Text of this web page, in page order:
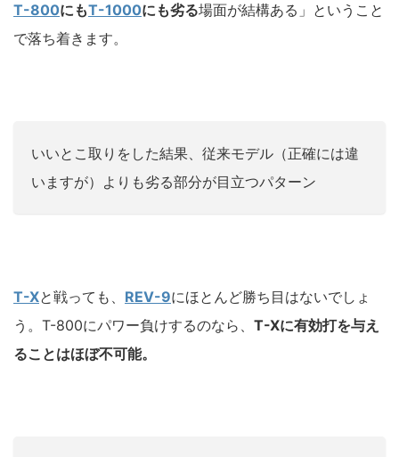
T-800にもT-1000にも劣る場面が結構ある」ということ
で落ち着きます。
いいとこ取りをした結果、従来モデル（正確には違
いますが）よりも劣る部分が目立つパターン
T-Xと戦っても、 REV-9にほとんど勝ち目はないでしょ
う。T-800にパワー負けするのなら、 T-Xに有効打を与え
ることはほぼ不可能。